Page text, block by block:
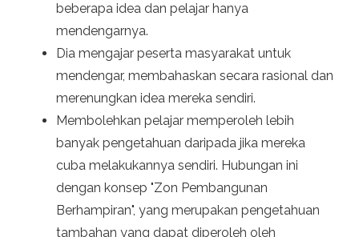
beberapa idea dan pelajar hanya
mendengarnya.
Dia mengajar peserta masyarakat untuk
mendengar, membahaskan secara rasional dan
merenungkan idea mereka sendiri.
Membolehkan pelajar memperoleh lebih
banyak pengetahuan daripada jika mereka
cuba melakukannya sendiri. Hubungan ini
dengan konsep "Zon Pembangunan
Berhampiran", yang merupakan pengetahuan
tambahan yang dapat diperoleh oleh